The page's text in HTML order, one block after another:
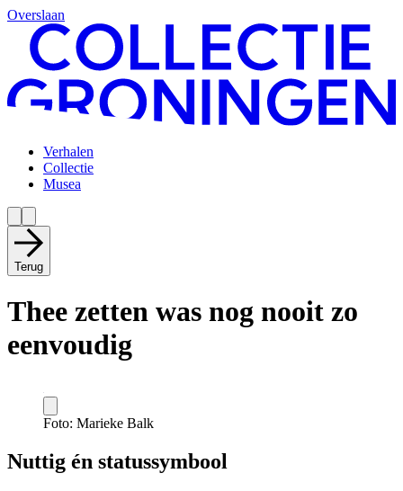
Overslaan
Verhalen
Collectie
Musea
Terug
Thee zetten was nog nooit zo
eenvoudig
Foto: Marieke Balk
Nuttig én statussymbool